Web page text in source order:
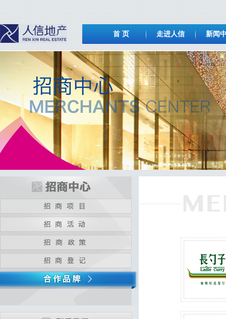
首 页 走进人信 新闻